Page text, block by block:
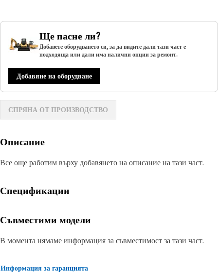
Ще пасне ли?
Добавете оборудването си, за да видите дали тази част е
подходяща или дали има налични опции за ремонт.
Добавяне на оборудване
СПРЯНА ОТ ПРОИЗВОДСТВО
Описание
Все още работим върху добавянето на описание на тази част.
Спецификации
Съвместими модели
В момента нямаме информация за съвместимост за тази част.
Информация за гаранцията